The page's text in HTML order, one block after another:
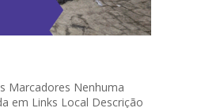
Marcadores Nenhuma
em Links Local Descrição